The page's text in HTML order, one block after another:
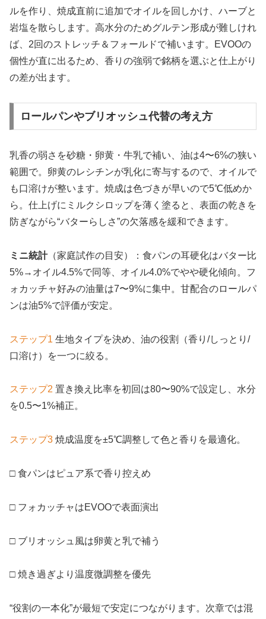
ルを作り、焼成直前に追加でオイルを回しかけ、ハーブと
岩塩を散らします。高水分のためグルテン形成が難しけれ
ば、2回のストレッチ＆フォールドで補います。EVOOの
個性が直に出るため、香りの強弱で銘柄を選ぶと仕上がり
の差が出ます。
ロールパンやブリオッシュ代替の考え方
乳香の弱さを砂糖・卵黄・牛乳で補い、油は4〜6%の狭い
範囲で。卵黄のレシチンが乳化に寄与するので、オイルで
も口溶けが整います。焼成は色づきが早いので5℃低めか
ら。仕上げにミルクシロップを薄く塗ると、表面の乾きを
防ぎながら“バターらしさ”の欠落感を緩和できます。
ミニ統計（家庭試作の目安）：食パンの耳硬化はバター比
5%→オイル4.5%で同等、オイル4.0%でやや硬化傾向。フ
ォカッチャ好みの油量は7〜9%に集中。甘配合のロールパ
ンは油5%で評価が安定。
ステップ1 生地タイプを決め、油の役割（香り/しっとり/
口溶け）を一つに絞る。
ステップ2 置き換え比率を初回は80〜90%で設定し、水分
を0.5〜1%補正。
ステップ3 焼成温度を±5℃調整して色と香りを最適化。
□ 食パンはピュア系で香り控えめ
□ フォカッチャはEVOOで表面演出
□ ブリオッシュ風は卵黄と乳で補う
□ 焼き過ぎより温度微調整を優先
“役割の一本化”が最短で安定につながります。次章では混